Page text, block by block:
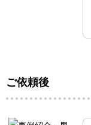
ご依頼後